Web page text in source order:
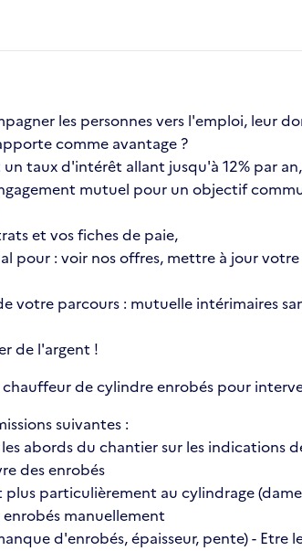
les personnes vers l'emploi, leur
comme avantage ?
taux d'intérêt allant jusqu'à 12% par an,
mutuel pour un objectif
et vos fiches de paie,
pour : voir nos offres, mettre à jour
parcours : mutuelle intérimaires
de l'argent !
de cylindre enrobés pour
suivantes :
abords du chantier sur les indications
des enrobés
particulièrement au cylindrage
enrobés manuellement
d'enrobés, épaisseur, pente) -